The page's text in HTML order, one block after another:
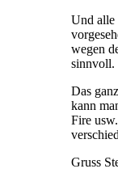
Und alle
wegen
sinnvoll.
Das
kann
Fire
Gruss